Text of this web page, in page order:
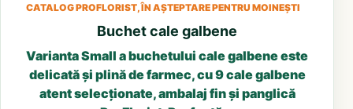
CATALOG PROFLORIST, ÎN AȘTEPTARE PENTRU MOINEȘTI
Buchet cale galbene
Varianta Small a buchetului cale galbene este
delicată și plină de farmec, cu 9 cale galbene
atent selecționate, ambalaj fin și panglică